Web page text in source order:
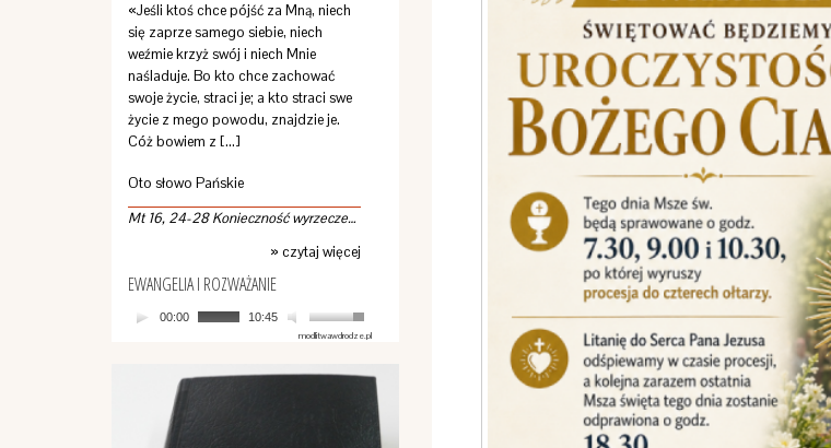
«Jeśli ktoś chce pójść za Mną, niech
się zaprze samego siebie, niech
weźmie krzyż swój i niech Mnie
naśladuje. Bo kto chce zachować
swoje życie, straci je; a kto straci swe
życie z mego powodu, znajdzie je.
Cóż bowiem z […]
Oto słowo Pańskie
Mt 16, 24-28 Konieczność wyrzeczenia
» czytaj więcej
EWANGELIA I ROZWAŻANIE
00:00 10:45
modlitwawdrodze.pl